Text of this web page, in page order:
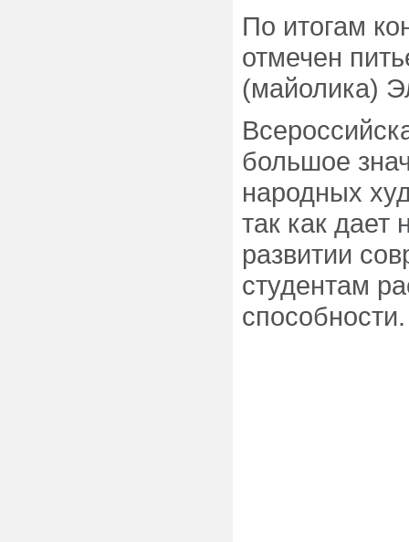
По итогам
отмечен
(майолика)
большое
народных
так как дает
развитии
студентам
способности.